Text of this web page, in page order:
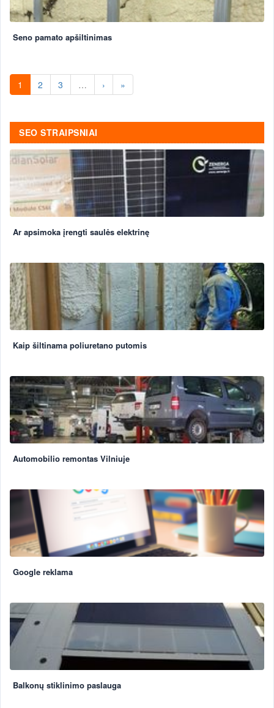
Seno pamato apšiltinimas
1 2 3 … › »
SEO STRAIPSNIAI
Ar apsimoka įrengti saulės elektrinę
Kaip šiltinama poliuretano putomis
Automobilio remontas Vilniuje
Google reklama
Balkonų stiklinimo paslauga